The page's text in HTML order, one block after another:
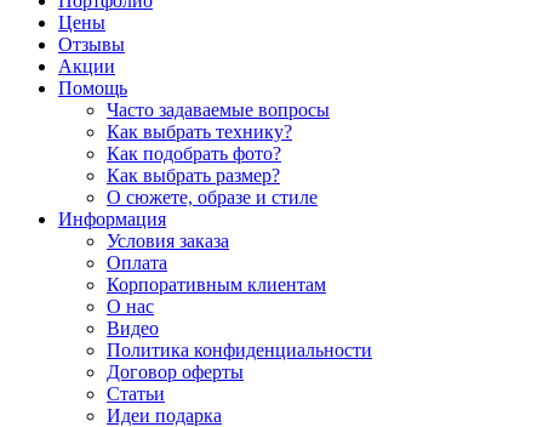
Цены
Отзывы
Акции
Помощь
Часто задаваемые вопросы
Как выбрать технику?
Как подобрать фото?
Как выбрать размер?
О сюжете, образе и стиле
Информация
Условия заказа
Оплата
Корпоративным клиентам
О нас
Видео
Политика конфиденциальности
Договор оферты
Статьи
Идеи подарка